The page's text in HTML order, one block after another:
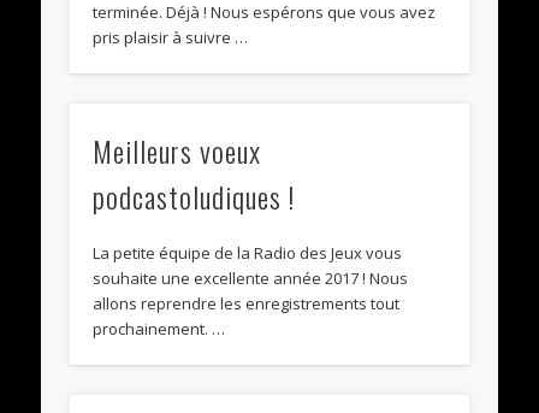
terminée. Déjà ! Nous espérons que vous avez
pris plaisir à suivre …
Meilleurs voeux
podcastoludiques !
La petite équipe de la Radio des Jeux vous
souhaite une excellente année 2017 ! Nous
allons reprendre les enregistrements tout
prochainement. …